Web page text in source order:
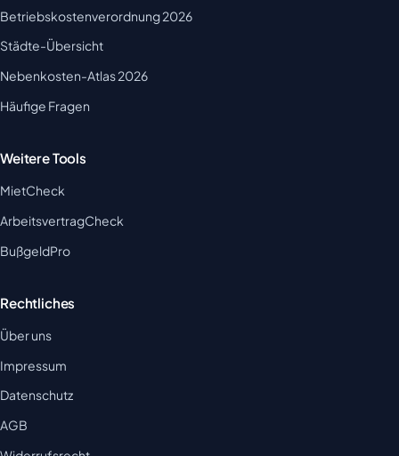
Betriebskostenverordnung 2026
Städte-Übersicht
Nebenkosten-Atlas 2026
Häufige Fragen
Weitere Tools
MietCheck
ArbeitsvertragCheck
BußgeldPro
Rechtliches
Über uns
Impressum
Datenschutz
AGB